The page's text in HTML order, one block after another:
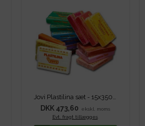
Jovi Plastilina sæt - 15x350 g
DKK 473,60
ekskl. moms
Evt. fragt tillægges.